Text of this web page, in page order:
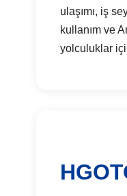
ulaşımı, iş
kullanım ve
yolculuklar